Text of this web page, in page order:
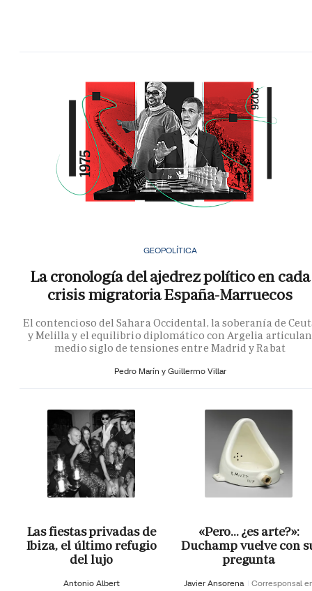
GEOPOLÍTICA
La cronología del ajedrez político en cada
crisis migratoria España-Marruecos
El contencioso del Sahara Occidental, la soberanía de
y Melilla y el equilibrio diplomático con Argelia articulan
medio siglo de tensiones entre Madrid y Rabat
Pedro Marín y Guillermo Villar
Las fiestas privadas de
Ibiza, el último refugio
del lujo
Antonio Albert
«Pero… ¿es arte?»:
Duchamp vuelve con
pregunta
Javier Ansorena
Corresponsal